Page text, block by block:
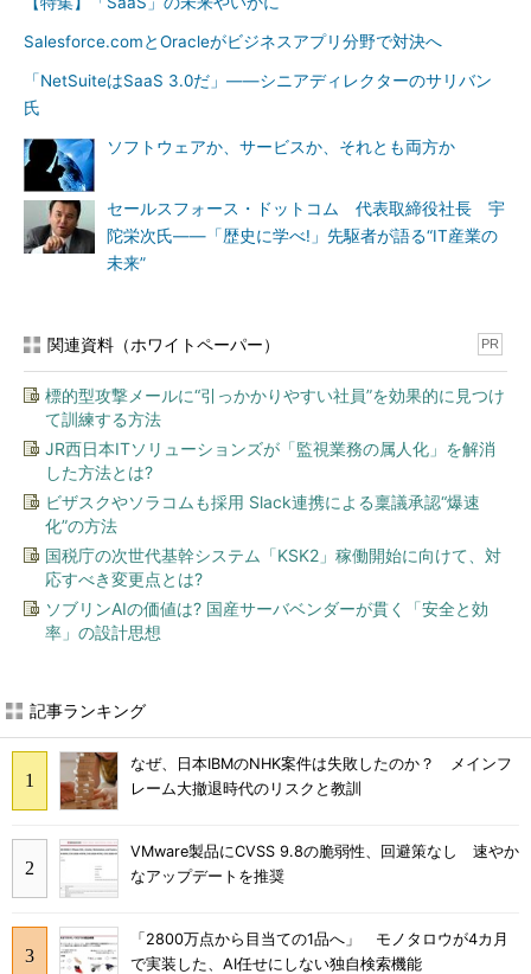
Salesforce.comとOracleがビジネスアプリ分野で対決へ
「NetSuiteはSaaS 3.0だ」――シニアディレクターのサリバン
氏
ソフトウェアか、サービスか、それとも両方か
セールスフォース・ドットコム 代表取締役社長 宇
陀栄次氏――「歴史に学べ!」先駆者が語る“IT産業の
未来”
関連資料（ホワイトペーパー） PR
標的型攻撃メールに“引っかかりやすい社員”を効果的に見つけ
て訓練する方法
JR西日本ITソリューションズが「監視業務の属人化」を解消
した方法とは?
ビザスクやソラコムも採用 Slack連携による稟議承認“爆速
化”の方法
国税庁の次世代基幹システム「KSK2」稼働開始に向けて、対
応すべき変更点とは?
ソブリンAIの価値は? 国産サーバベンダーが貫く「安全と効
率」の設計思想
記事ランキング
なぜ、日本IBMのNHK案件は失敗したのか？ メインフ
レーム大撤退時代のリスクと教訓
VMware製品にCVSS 9.8の脆弱性、回避策なし 速やか
なアップデートを推奨
「2800万点から目当ての1品へ」 モノタロウが4カ月
で実装した、AI任せにしない独自検索機能